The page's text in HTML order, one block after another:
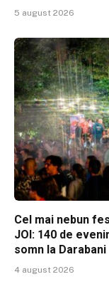
5 august 2026
Cel mai nebun
JOI: 140 de
somn la Darabani
4 august 2026